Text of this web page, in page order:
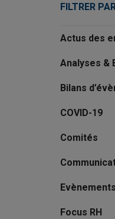
FILTRER
Actus des
Analyses &
Bilans
COVID-19
Comités
Evènements
Focus RH